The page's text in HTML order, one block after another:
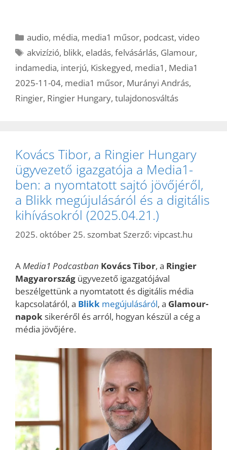
Kategória
audio, média, media1 műsor, podcast,video
Címkék
akvizízió, blikk, eladás,felvásárlás, Glamour,
indamedia, interjú, Kiskegyed, media1 , Media1
2025-11-04, media1 műsor, Murányi András,
Ringier, Ringier Hungary, tulajdonosváltás
Kovács Tibor, a Ringier Hungary
ügyvezető igazgatója a Media1-
ben: a nyomtatott sajtó jövőjéről,
a Blikk megújulásáról és a digitális
kihívásokról (2025.04.21.)
2025. október 25. szombat Szerző: vipcast.hu
A Media1 Podcastban Kovács Tibor, a Ringier
Magyarország ügyvezető igazgatójával
beszélgettünk a nyomtatott és digitális média
kapcsolatáról, a Blikk megújulásáról, a Glamour-
napok sikeréről és arról, hogyan készül a cég a
média jövőjére.